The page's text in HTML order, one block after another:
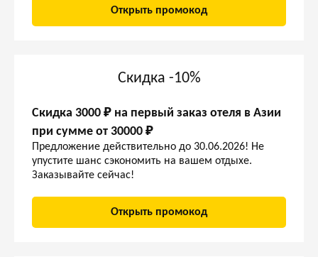
Открыть промокод
Скидка -10%
Скидка 3000 ₽ на первый заказ отеля в Азии
при сумме от 30000 ₽
Предложение действительно до 30.06.2026! Не
упустите шанс сэкономить на вашем отдыхе.
Заказывайте сейчас!
Открыть промокод